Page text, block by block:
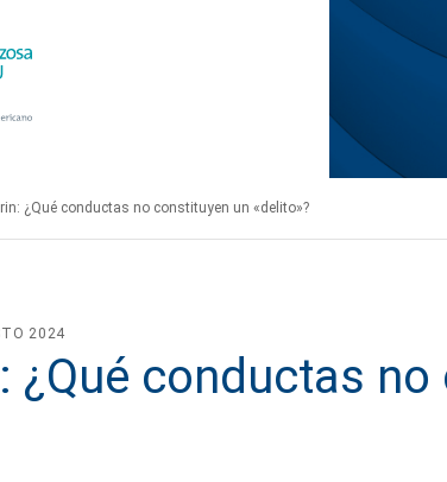
¿Qué conductas no constituyen un «delito»?
2024
¿Qué conductas